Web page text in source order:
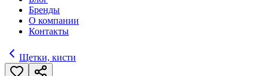
Бренды
О компании
Контакты
Щетки, кисти